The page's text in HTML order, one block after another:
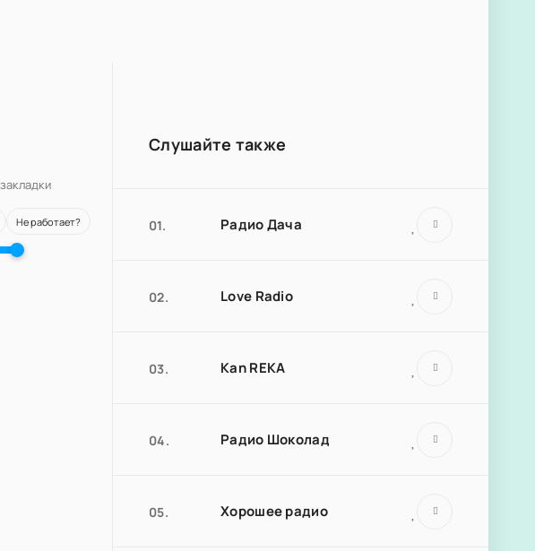
Не работает?
Слушайте также
01. Радио Дача
02. Love Radio
03. Kan REKA
04. Радио Шоколад
05. Хорошее радио